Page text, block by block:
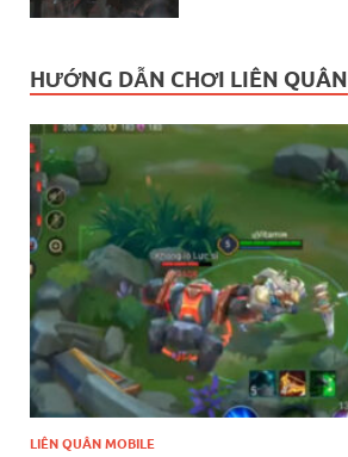
HƯỚNG DẪN CHƠI LIÊN QUÂN
LIÊN QUÂN MOBILE